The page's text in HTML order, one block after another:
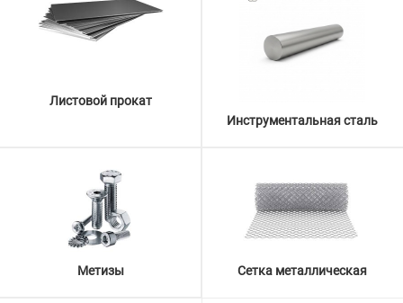
Листовой прокат
Инструментальная сталь
Метизы Сетка металлическая